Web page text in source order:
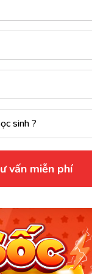
vấn miễn phí
ba mẹ nhé!
hợp nhằm
vui lòng
hoặc liên
nắm bắt